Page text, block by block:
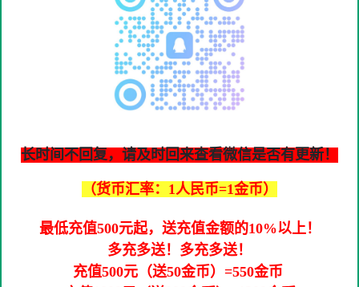
长时间不回复，请及时回来查看微信是否有更新！
（货币汇率：1人民币=1金币）
最低充值500元起，送充值金额的10%以上！
多充多送！多充多送！
充值500元（送50金币）=550金币